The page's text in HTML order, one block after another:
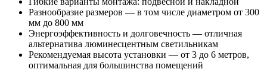
Разнообразие размеров — в том числе диаметром от 300
мм до 800 мм
Энергоэффективность и долговечность — отличная
альтернатива люминесцентным светильникам
Рекомендуемая высота установки — от 3 до 6 метров,
оптимальная для большинства помещений